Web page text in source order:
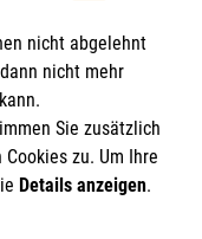
07
nicht abgelehnt
nicht mehr
Sie zusätzlich
zu. Um Ihre
Details anzeigen.